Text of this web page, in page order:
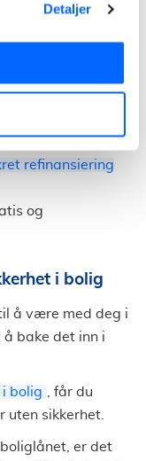
Detaljer
automatisert,
banken vil
sikkerhet. Men
ved å
refinansiering
og
i bolig
å være med deg i
bake det inn i
i bolig
, får du
uten sikkerhet.
er det